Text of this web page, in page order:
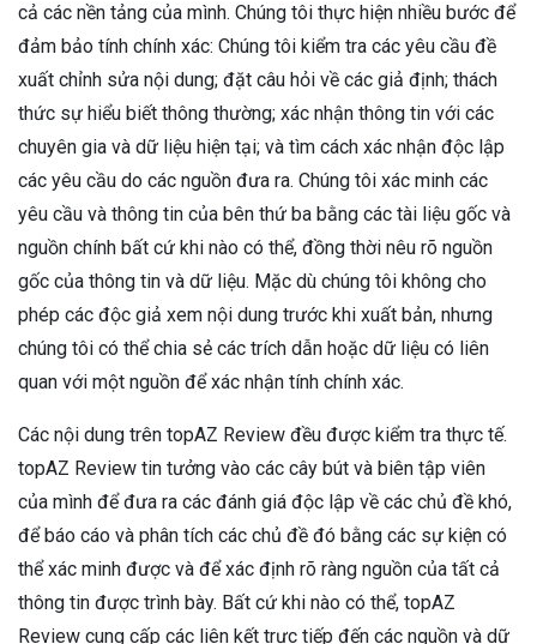
cả các nền tảng của mình. Chúng tôi thực hiện nhiều bước để
đảm bảo tính chính xác: Chúng tôi kiểm tra các yêu cầu đề
xuất chỉnh sửa nội dung; đặt câu hỏi về các giả định; thách
thức sự hiểu biết thông thường; xác nhận thông tin với các
chuyên gia và dữ liệu hiện tại; và tìm cách xác nhận độc lập
các yêu cầu do các nguồn đưa ra. Chúng tôi xác minh các
yêu cầu và thông tin của bên thứ ba bằng các tài liệu gốc và
nguồn chính bất cứ khi nào có thể, đồng thời nêu rõ nguồn
gốc của thông tin và dữ liệu. Mặc dù chúng tôi không cho
phép các độc giả xem nội dung trước khi xuất bản, nhưng
chúng tôi có thể chia sẻ các trích dẫn hoặc dữ liệu có liên
quan với một nguồn để xác nhận tính chính xác.
Các nội dung trên topAZ Review đều được kiểm tra thực tế.
topAZ Review tin tưởng vào các cây bút và biên tập viên
của mình để đưa ra các đánh giá độc lập về các chủ đề khó,
để báo cáo và phân tích các chủ đề đó bằng các sự kiện có
thể xác minh được và để xác định rõ ràng nguồn của tất cả
thông tin được trình bày. Bất cứ khi nào có thể, topAZ
Review cung cấp các liên kết trực tiếp đến các nguồn và dữ